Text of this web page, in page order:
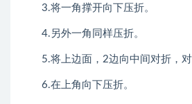
3.将一角撑开向下压折。
4.另外一角同样压折。
5.将上边面，2边向中间对折，对
6.在上角向下压折。